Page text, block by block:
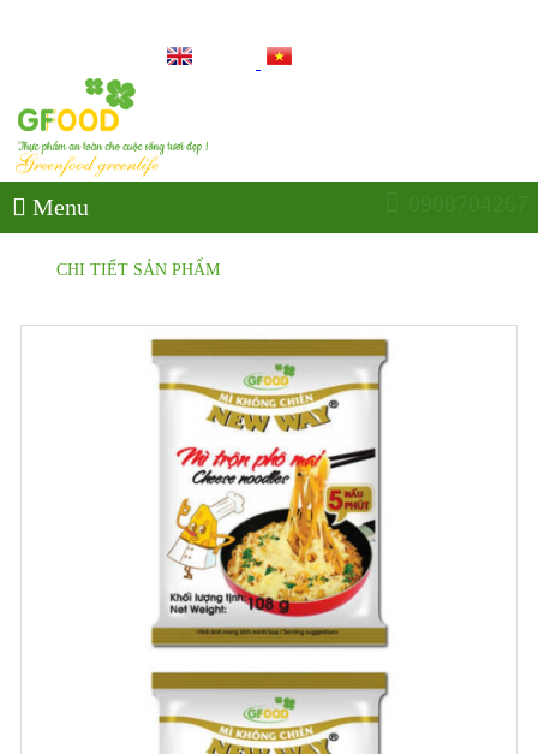
Menu
CHI TIẾT SẢN PHẨM